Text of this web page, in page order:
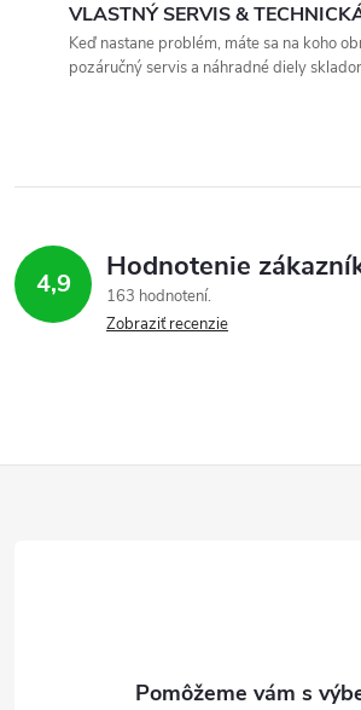
VLASTNÝ SERVIS &
Keď nastane problém, máte sa na koho
pozáručný servis a náhradné diely
4,9 Hodnotenie
163 hodnotení
Zobraziť recenzie